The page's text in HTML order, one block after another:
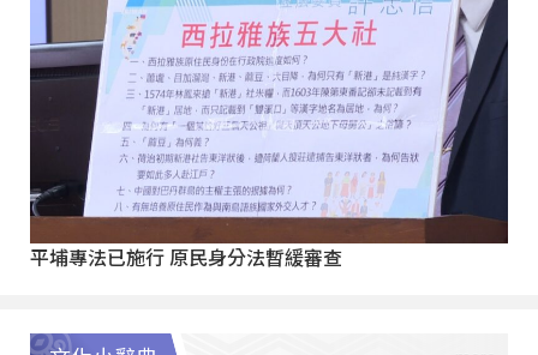
平埔專法已施行 原民身分法暫緩審查